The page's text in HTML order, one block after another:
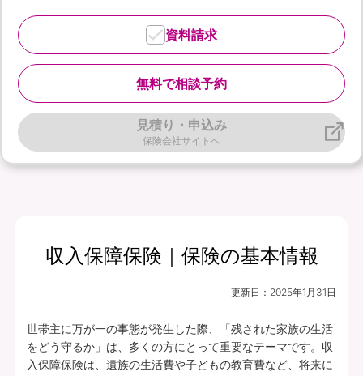
無料で相談予約
資料請求
見積り・申込み
保険会社サイトへ
収入保障保険｜保険の基本情報
更新日： 2025年1月31日
世帯主に万が一の事態が発生した際、「残された家族の生活
をどう守るか」は、多くの方にとって重要なテーマです。収
入保障保険は、遺族の生活費や子どもの教育費など、将来に